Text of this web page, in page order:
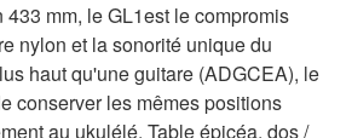
mm, le GL1est le compromis
nylon et la sonorité unique du
haut qu'une guitare (ADGCEA), le
conserver les mêmes positions
au ukulélé. Table épicéa, dos /